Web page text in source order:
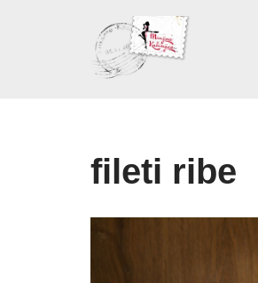
fileti ribe